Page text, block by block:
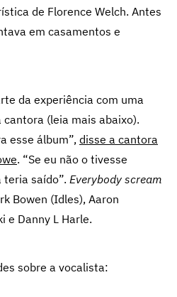
de Florence Welch. Antes
em casamentos e
da experiência com uma
(leia mais abaixo).
esse álbum”, disse a cantora
. “Se eu não o tivesse
teria saído”. Everybody scream
Bowen (Idles), Aaron
e Danny L Harle.
sobre a vocalista: